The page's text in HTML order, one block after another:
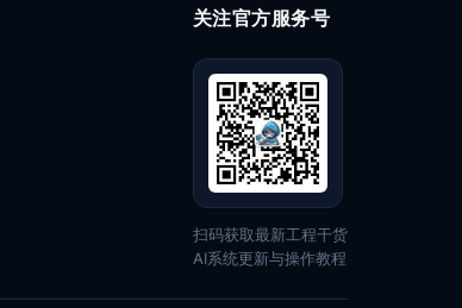
关注官方服务号
扫码获取最新工程干货
AI系统更新与操作教程